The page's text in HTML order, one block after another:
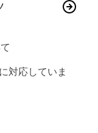
対応していま